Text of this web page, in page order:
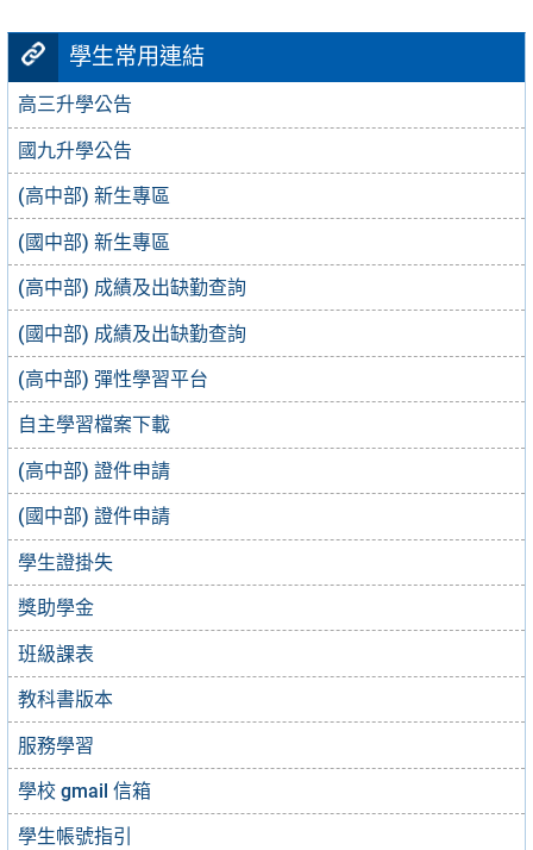
學生常用連結
高三升學公告
國九升學公告
(高中部) 新生專區
(國中部) 新生專區
(高中部) 成績及出缺勤查詢
(國中部) 成績及出缺勤查詢
(高中部) 彈性學習平台
自主學習檔案下載
(高中部) 證件申請
(國中部) 證件申請
學生證掛失
獎助學金
班級課表
教科書版本
服務學習
學校 gmail 信箱
學生帳號指引